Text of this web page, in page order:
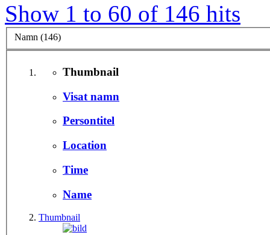
Show 1 to 60 of 146 hits
Namn (146)
Thumbnail
Visat namn
Persontitel
Location
Time
Name
Thumbnail